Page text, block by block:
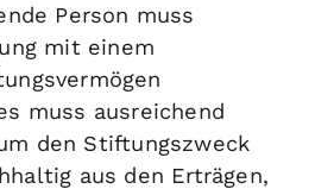
Person muss
mit einem
muss ausreichend
den Stiftungszweck
aus den Erträgen,